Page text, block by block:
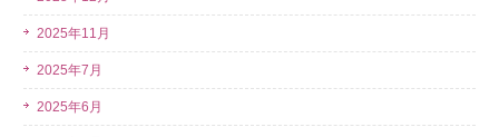
2025年11月
2025年7月
2025年6月